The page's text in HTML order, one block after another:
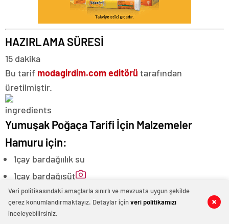
0 0
0 0
HAZIRLAMA SÜRESİ
15 dakika
Bu tarif modagirdim.com editörü tarafından
üretilmiştir.
Yumuşak Poğaça Tarifi İçin Malzemeler
Hamuru için:
1çay bardağıılık su
1çay bardağısüt
1/2çay bardağısıvı yağ
2adetyumurta akı
Veri politikasındaki amaçlarla sınırlı ve mevzuata uygun şekilde
çerez konumlandırmaktayız. Detaylar içinveri politikamızı
inceleyebilirsiniz.